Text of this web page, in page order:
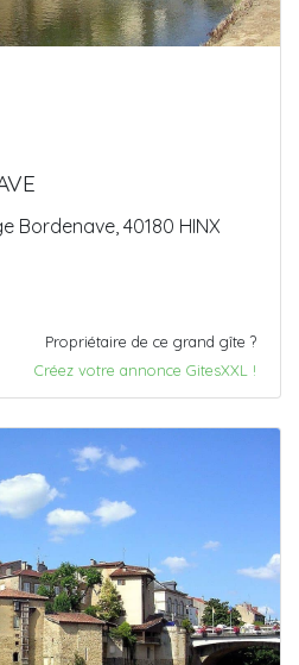
Bordenave, 40180 HINX
Propriétaire de ce grand gîte ?
Créez votre annonce GitesXXL !